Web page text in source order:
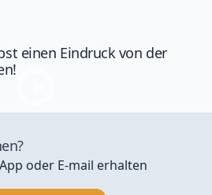
einen Eindruck von der
oder E-mail erhalten